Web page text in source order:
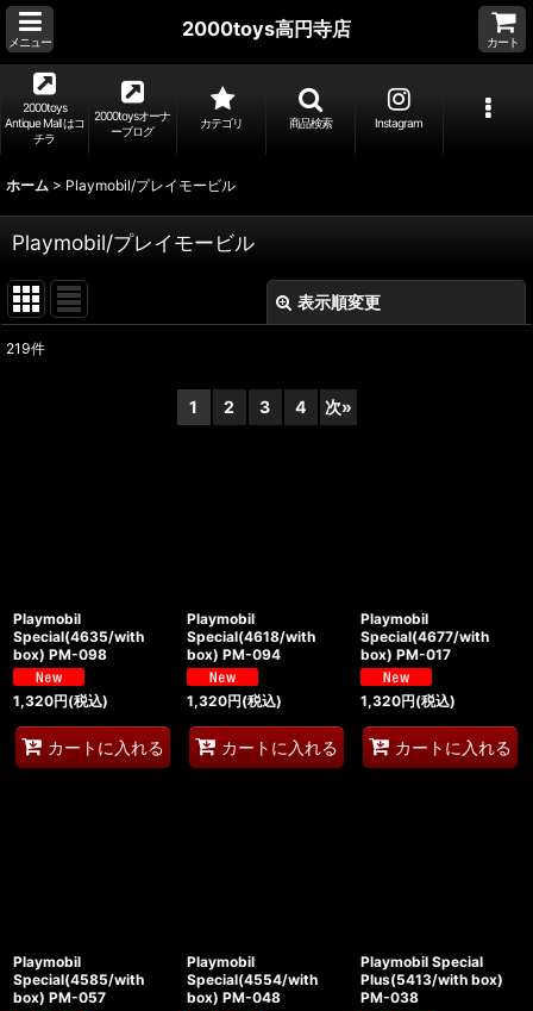
メニュー
2000toys高円寺店
カート
2000toys
Antique Mall はコ
チラ
2000toysオーナ
ーブログ
カテゴリ 商品検索 Instagram
ホーム > Playmobil/プレイモービル
Playmobil/プレイモービル
表示順変更
219件
1 2 3 4 次»
Playmobil
Special(4635/with
box) PM-098
1,320円(税込)
カートに入れる
Playmobil
Special(4618/with
box) PM-094
1,320円(税込)
カートに入れる
Playmobil
Special(4677/with
box) PM-017
1,320円(税込)
カートに入れる
Playmobil
Special(4585/with
box) PM-057
Playmobil
Special(4554/with
box) PM-048
Playmobil Special
Plus(5413/with box)
PM-038